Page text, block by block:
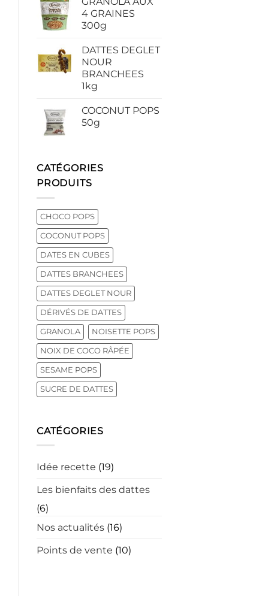
4 GRAINES
300g
DATTES DEGLET
NOUR
BRANCHEES
1kg
COCONUT POPS
50g
CATÉGORIES
PRODUITS
CHOCO POPS
COCONUT POPS
DATES EN CUBES
DATTES BRANCHEES
DATTES DEGLET NOUR
DÉRIVÉS DE DATTES
GRANOLA NOISETTE POPS
NOIX DE COCO RÂPÉE
SESAME POPS
SUCRE DE DATTES
CATÉGORIES
Idée recette (19)
Les bienfaits des dattes
(6)
Nos actualités (16)
Points de vente (10)